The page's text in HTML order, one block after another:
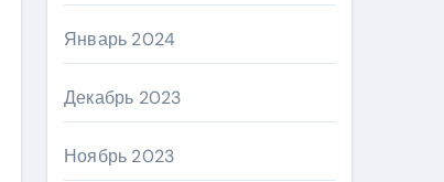
Январь 2024
Декабрь 2023
Ноябрь 2023